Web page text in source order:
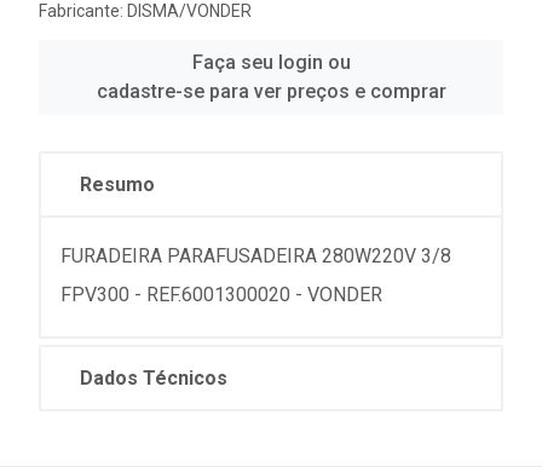
Fabricante: DISMA/VONDER
Faça seu login ou
cadastre-se para ver preços e comprar
Resumo
FURADEIRA PARAFUSADEIRA 280W220V 3/8
FPV300 - REF.6001300020 - VONDER
Dados Técnicos